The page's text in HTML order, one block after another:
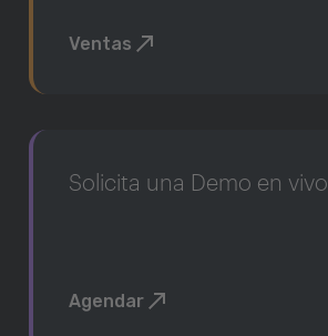
Ventas
Solicita una Demo en vivo
Agendar